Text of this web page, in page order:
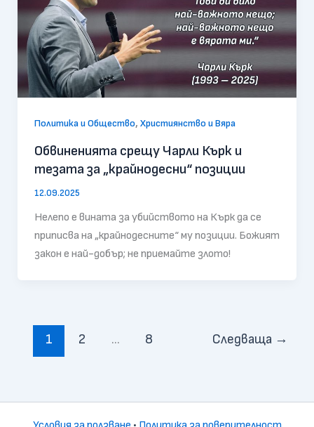
Политика и Общество, Християнство и Вяра
Обвиненията срещу Чарли Кърк и
тезата за „крайнодесни“ позиции
12.09.2025
Нелепо е вината за убийството на Кърк да се
приписва на „крайнодесните“ му позиции. Божият
закон е най-добър; не приемайте злото!
1 2 … 8 Следваща →